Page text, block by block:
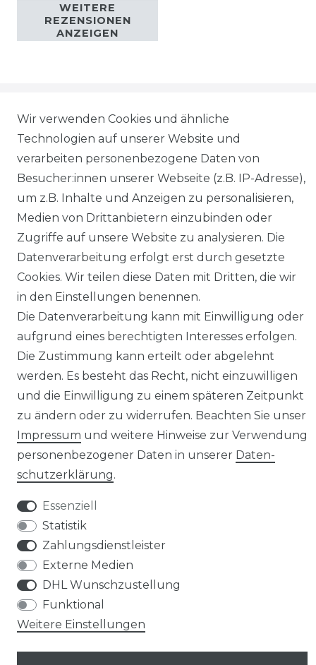
WEITERE
REZENSIONEN
ANZEIGEN
Impressum Daten­schutz­erklärung
AGB Barrierefreiheitserklärung
Widerrufs­recht
© Copyright 2026 | Alle Rechte vorbehalten.
Wir verwenden Cookies und ähnliche
Technologien auf unserer Website und
verarbeiten personenbezogene Daten von
Besucher:innen unserer Webseite (z.B. IP-Adresse),
um z.B. Inhalte und Anzeigen zu personalisieren,
Medien von Drittanbietern einzubinden oder
Zugriffe auf unsere Website zu analysieren. Die
Datenverarbeitung erfolgt erst durch gesetzte
Cookies. Wir teilen diese Daten mit Dritten, die wir
in den Einstellungen benennen.
Die Datenverarbeitung kann mit Einwilligung oder
aufgrund eines berechtigten Interesses erfolgen.
Die Zustimmung kann erteilt oder abgelehnt
werden. Es besteht das Recht, nicht einzuwilligen
und die Einwilligung zu einem späteren Zeitpunkt
zu ändern oder zu widerrufen. Beachten Sie unser
Impressum und weitere Hinweise zur Verwendung
personenbezogener Daten in unserer Daten­
schutz­erklärung.
Essenziell
Statistik
Zahlungsdienstleister
Externe Medien
DHL Wunschzustellung
Funktional
Weitere Einstellungen